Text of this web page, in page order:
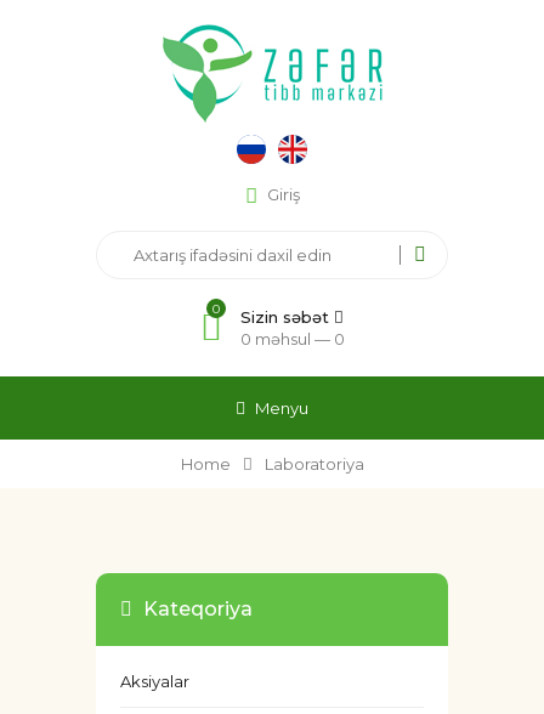
Giriş
0
Sizin səbət
0 məhsul — 0
Menyu
Home Laboratoriya
Kateqoriya
Aksiyalar